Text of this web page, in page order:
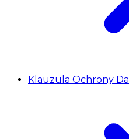
Klauzula Ochrony